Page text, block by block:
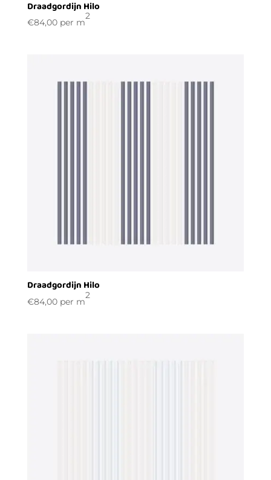
Draadgordijn Hilo
€84,00per m
2
Draadgordijn Hilo
€84,00per m
2